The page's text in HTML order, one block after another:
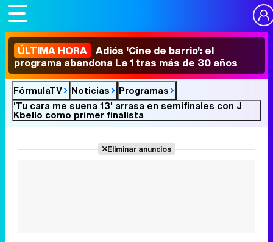
ÚLTIMA HORA Adiós 'Cine de barrio': el
programa abandona La 1 tras más de 30 años
FórmulaTV Noticias
Programas
'Tu cara me suena 13' arrasa en semifinales con J
Kbello como primer finalista
Eliminar anuncios